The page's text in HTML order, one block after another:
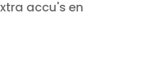
accu's en